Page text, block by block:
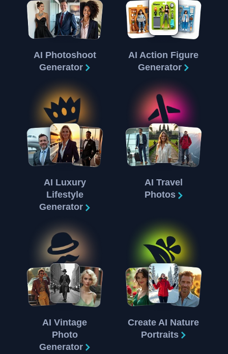
AI Photoshoot
Generator
AI Action Figure
Generator
AI Luxury
Lifestyle
Generator
AI Travel
Photos
AI Vintage
Photo
Generator
Create AI Nature
Portraits